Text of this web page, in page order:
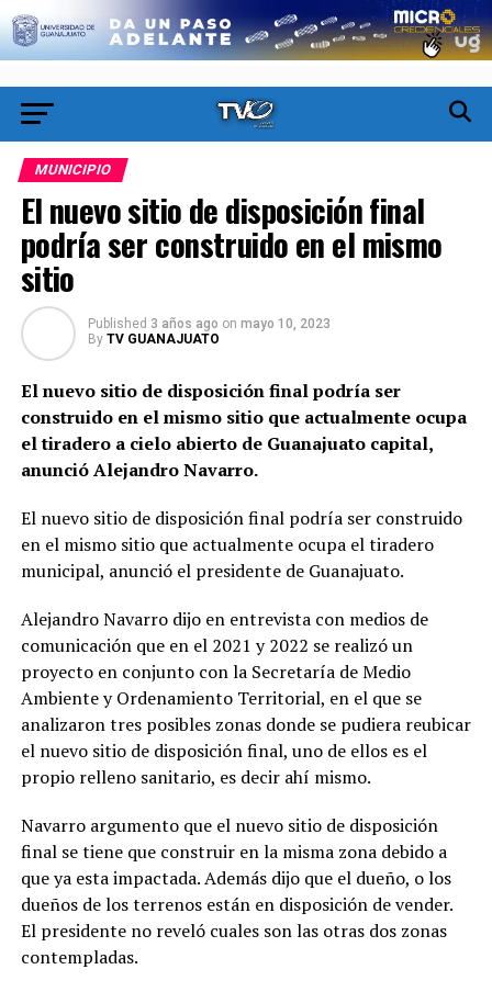
MUNICIPIO
El nuevo sitio de disposición final
podría ser construido en el mismo
sitio
Published 3 años ago on mayo 10, 2023
By TV GUANAJUATO
El nuevo sitio de disposición final podría ser
construido en el mismo sitio que actualmente ocupa
el tiradero a cielo abierto de Guanajuato capital,
anunció Alejandro Navarro.
El nuevo sitio de disposición final podría ser construido
en el mismo sitio que actualmente ocupa el tiradero
municipal, anunció el presidente de Guanajuato.
Alejandro Navarro dijo en entrevista con medios de
comunicación que en el 2021 y 2022 se realizó un
proyecto en conjunto con la Secretaría de Medio
Ambiente y Ordenamiento Territorial, en el que se
analizaron tres posibles zonas donde se pudiera reubicar
el nuevo sitio de disposición final, uno de ellos es el
propio relleno sanitario, es decir ahí mismo.
Navarro argumento que el nuevo sitio de disposición
final se tiene que construir en la misma zona debido a
que ya esta impactada. Además dijo que el dueño, o los
dueños de los terrenos están en disposición de vender.
El presidente no reveló cuales son las otras dos zonas
contempladas.